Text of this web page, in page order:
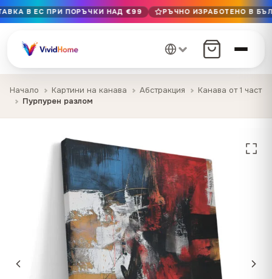
Безплатна доставка в ЕС при поръчки над €99
Ръчно изработено в България · Доставка 1–7 дни в ЕС
12+ години на майсторство · Само първокласни
В ЕС ПРИ ПОРЪЧКИ НАД €99 РЪЧНО ИЗРАБОТЕНО В
Начало Картини на канава Абстракция
Канава от 1 част
Пурпурен разлом